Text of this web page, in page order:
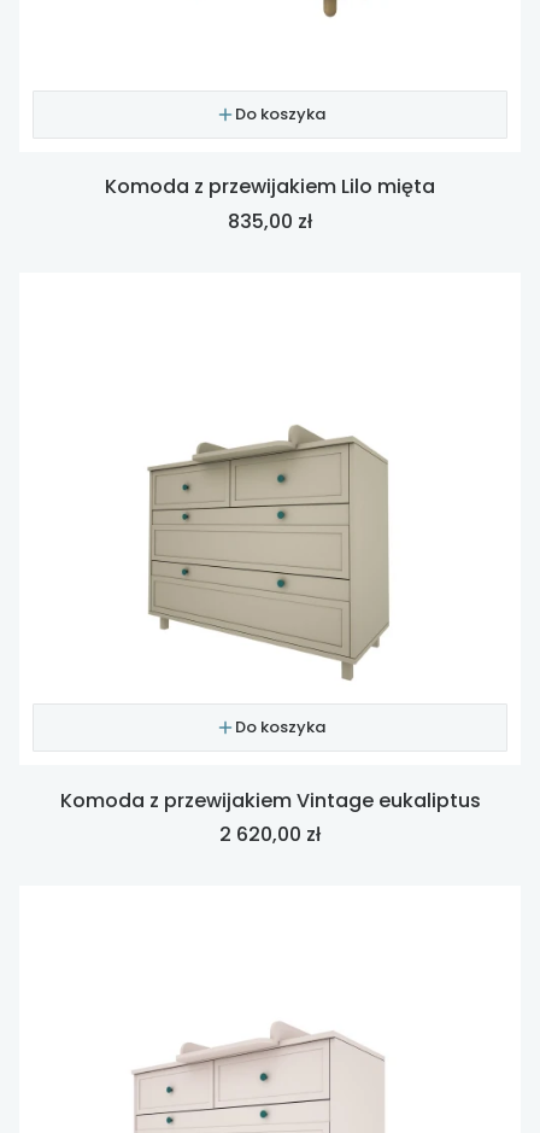
Do koszyka
Komoda z przewijakiem Lilo mięta
Cena
835,00 zł
Do koszyka
Komoda z przewijakiem Vintage eukaliptus
Cena
2 620,00 zł